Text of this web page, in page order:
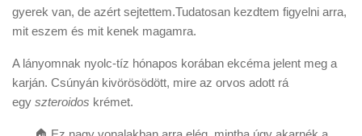
gyerek van, de azért sejtettem.Tudatosan kezdtem figyelni arra,
mit eszem és mit kenek magamra.
A lányomnak nyolc-tíz hónapos korában ekcéma jelent meg a
karján. Csúnyán kivörösödött, mire az orvos adott rá
egy szteroidos krémet.